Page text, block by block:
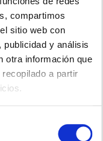
compartimos
sitio web con
publicidad y análisis
otra información que
a partir